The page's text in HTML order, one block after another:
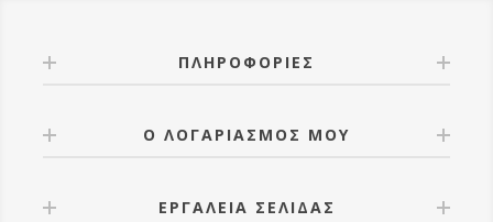
ΠΛΗΡΟΦΟΡΊΕΣ
Ο ΛΟΓΑΡΙΑΣΜΌΣ ΜΟΥ
ΕΡΓΑΛΕΊΑ ΣΕΛΊΔΑΣ